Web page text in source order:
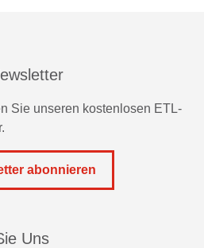
Sie unseren kostenlosen ETL-
abonnieren
Uns